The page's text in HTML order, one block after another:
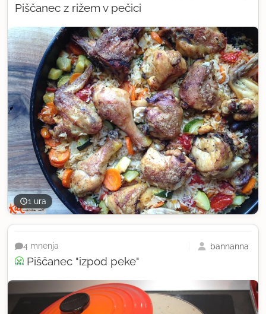
1 ura
Piščanec z rižem v pečici
Piščanec "izpod peke"
4 mnenja bannanna